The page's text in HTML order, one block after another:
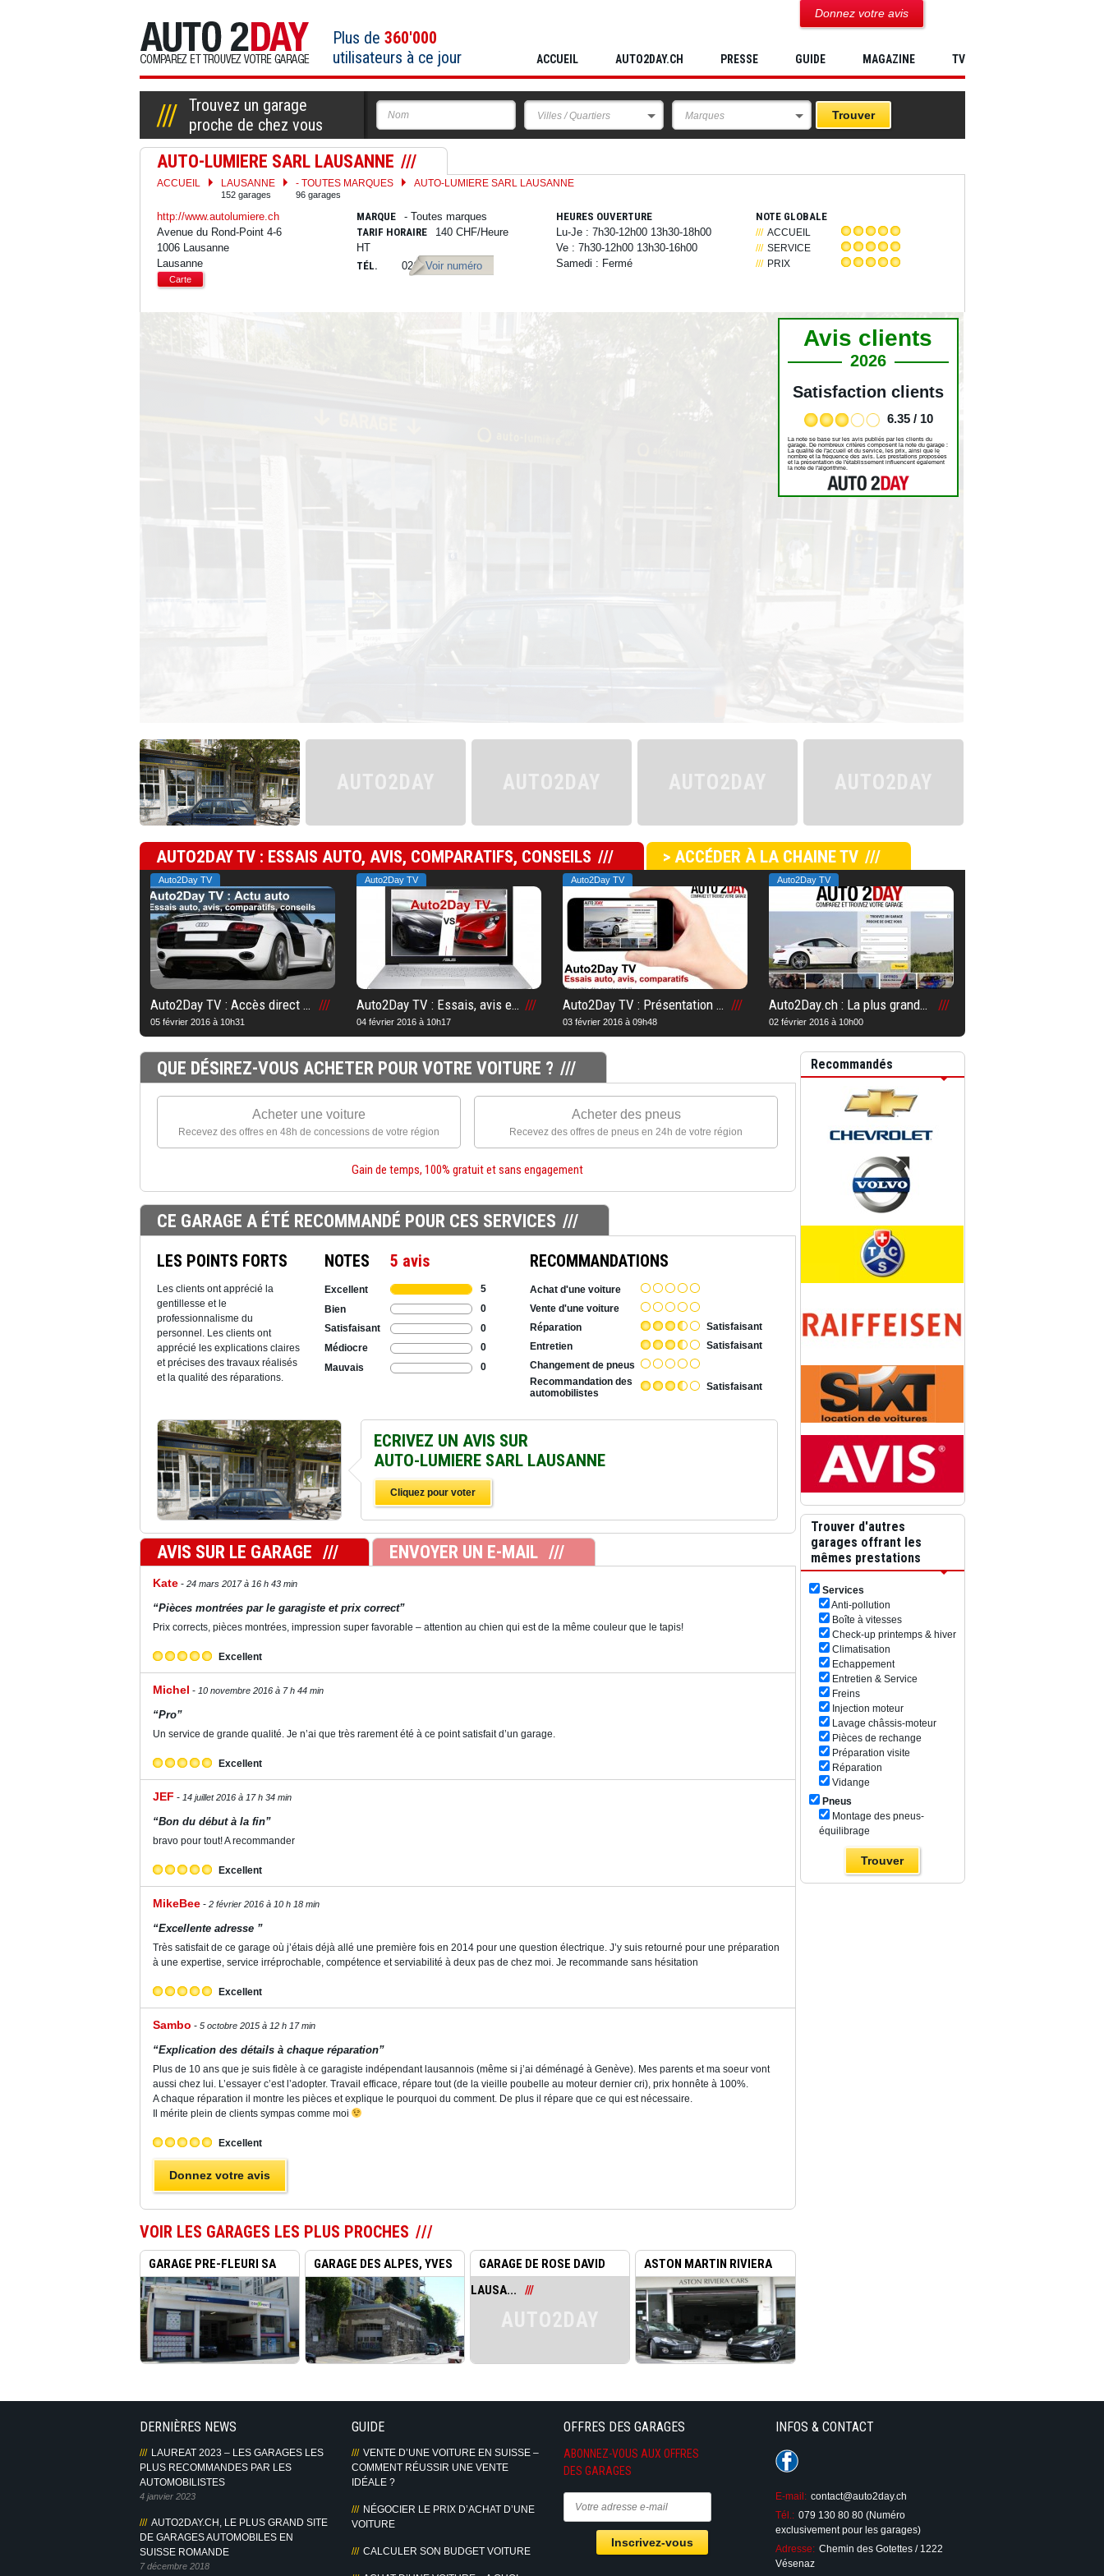
Plus de 360'000
utilisateurs à ce jour
ACCUEIL AUTO2DAY.CH PRESSE GUIDE MAGAZINE TV
Donnez votre avis
Trouvez un garage
proche de chez vous
Villes / Quartiers Marques
AUTO-LUMIERE SARL LAUSANNE
ACCUEIL LAUSANNE
152 garages
- TOUTES MARQUES
96 garages
AUTO-LUMIERE SARL LAUSANNE
http://www.autolumiere.ch
Avenue du Rond-Point 4-6
1006 Lausanne
Lausanne
Carte
MARQUE
- Toutes marques
TARIF HORAIRE
140 CHF/Heure
HT
TÉL.
021 616 65 26
HEURES OUVERTURE
Lu-Je : 7h30-12h00 13h30-18h00
Ve : 7h30-12h00 13h30-16h00
Samedi : Fermé
NOTE GLOBALE
ACCUEIL
SERVICE
PRIX
Avis clients
2026
Satisfaction clients
6.35 / 10
La note se base sur les avis publiés par les clients du
garage. De nombreux critères composent la note du garage :
La qualité de l'accueil et du service, les prix, ainsi que le
nombre et la fréquence des avis. Les prestations proposées
et la présentation de l'établissement influencent également
la note de l'algorithme.
AUTO2DAY AUTO2DAY AUTO2DAY AUTO2DAY
AUTO2DAY TV : ESSAIS AUTO, AVIS, COMPARATIFS, CONSEILS > ACCÉDER À LA CHAINE TV
Auto2Day TV
Auto2Day TV : Accès direct à la chaîne TV n°1 en Suisse romande
05 février 2016 à 10h31
Auto2Day TV
Auto2Day TV : Essais, avis et comparatifs automobiles
04 février 2016 à 10h17
Auto2Day TV
Auto2Day TV : Présentation de la chaîne TV n°1 en Suisse romande sur le web
03 février 2016 à 09h48
Auto2Day TV
Auto2Day.ch : La plus grande plateforme de garages automobiles en Suisse romande
02 février 2016 à 10h00
QUE DÉSIREZ-VOUS ACHETER POUR VOTRE VOITURE ?
Acheter une voiture
Recevez des offres en 48h de concessions de votre région
Acheter des pneus
Recevez des offres de pneus en 24h de votre région
Gain de temps, 100% gratuit et sans engagement
CE GARAGE A ÉTÉ RECOMMANDÉ POUR CES SERVICES
LES POINTS FORTS
Les clients ont apprécié la
gentillesse et le
professionnalisme du
personnel. Les clients ont
apprécié les explications claires
et précises des travaux réalisés
et la qualité des réparations.
NOTES 5 avis
Excellent
5
Bien
0
Satisfaisant
0
Médiocre
0
Mauvais
0
RECOMMANDATIONS
Achat d'une voiture
Vente d'une voiture
Réparation
Satisfaisant
Entretien
Satisfaisant
Changement de pneus
Recommandation des
automobilistes
Satisfaisant
ECRIVEZ UN AVIS SUR
AUTO-LUMIERE SARL LAUSANNE
Cliquez pour voter
AVIS SUR LE GARAGE ENVOYER UN E-MAIL
Kate 24 mars 2017 à 16 h 43 min
“Pièces montrées par le garagiste et prix correct”
Prix corrects, pièces montrées, impression super favorable – attention au chien qui est de la même couleur que le tapis!
Excellent
Michel 10 novembre 2016 à 7 h 44 min
“Pro”
Un service de grande qualité. Je n’ai que très rarement été à ce point satisfait d’un garage.
Excellent
JEF 14 juillet 2016 à 17 h 34 min
“Bon du début à la fin”
bravo pour tout! A recommander
Excellent
MikeBee 2 février 2016 à 10 h 18 min
“Excellente adresse ”
Très satisfait de ce garage où j’étais déjà allé une première fois en 2014 pour une question électrique. J’y suis retourné pour une préparation
à une expertise, service irréprochable, compétence et serviabilité à deux pas de chez moi. Je recommande sans hésitation
Excellent
Sambo 5 octobre 2015 à 12 h 17 min
“Explication des détails à chaque réparation”
Plus de 10 ans que je suis fidèle à ce garagiste indépendant lausannois (même si j’ai déménagé à Genève). Mes parents et ma soeur vont
aussi chez lui. L’essayer c’est l’adopter. Travail efficace, répare tout (de la vieille poubelle au moteur dernier cri), prix honnête à 100%.
A chaque réparation il montre les pièces et explique le pourquoi du comment. De plus il répare que ce qui est nécessaire.
Il mérite plein de clients sympas comme moi
Excellent
Donnez votre avis
VOIR LES GARAGES LES PLUS PROCHES
GARAGE PRE-FLEURI SA
LAUSA...
GARAGE DES ALPES, YVES
BOU...
GARAGE DE ROSE DAVID
LAUSA...
AUTO2DAY
ASTON MARTIN RIVIERA
CARS ...
Recommandés
Trouver d'autres
garages offrant les
mêmes prestations
Services
Anti-pollution
Boîte à vitesses
Check-up printemps & hiver
Climatisation
Echappement
Entretien & Service
Freins
Injection moteur
Lavage châssis-moteur
Pièces de rechange
Préparation visite
Réparation
Vidange
Pneus
Montage des pneus-
équilibrage
DERNIÈRES NEWS
LAUREAT 2023 – LES GARAGES LES
PLUS RECOMMANDES PAR LES
AUTOMOBILISTES
4 janvier 2023
AUTO2DAY.CH, LE PLUS GRAND SITE
DE GARAGES AUTOMOBILES EN
SUISSE ROMANDE
7 décembre 2018
GUIDE
VENTE D’UNE VOITURE EN SUISSE –
COMMENT RÉUSSIR UNE VENTE
IDÉALE ?
NÉGOCIER LE PRIX D’ACHAT D’UNE
VOITURE
CALCULER SON BUDGET VOITURE
OFFRES DES GARAGES
ABONNEZ-VOUS AUX OFFRES
DES GARAGES
INFOS & CONTACT
E-mail: contact@auto2day.ch
Tél.: 079 130 80 80 (Numéro
exclusivement pour les garages)
Adresse: Chemin des Gotettes / 1222
Vésenaz